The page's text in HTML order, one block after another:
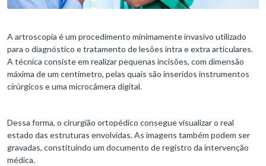
A artroscopia é um procedimento minimamente invasivo utilizado
para o diagnóstico e tratamento de lesões intra e extra articulares.
A técnica consiste em realizar pequenas incisões, com dimensão
máxima de um centímetro, pelas quais são inseridos instrumentos
cirúrgicos e uma microcâmera digital.
Dessa forma, o cirurgião ortopédico consegue visualizar o real
estado das estruturas envolvidas. As imagens também podem ser
gravadas, constituindo um documento de registro da intervenção
médica.